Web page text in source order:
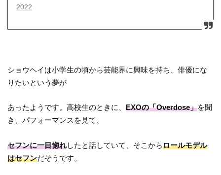
2022
ショウヘイは小学生の頃から芸能界に興味を持ち、俳優にな
りたいという夢が
あったようです。高校生のときに、EXOの「Overdose」を聞
き、パフォーマンスを見て、
セフンに一目惚れしたと話していて、そこからロールモデル
はセフンだそうです。